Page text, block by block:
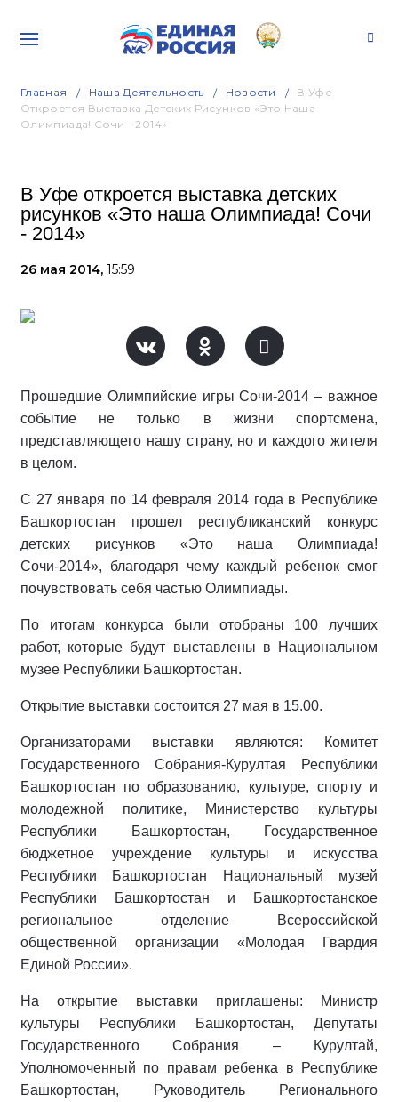
Главная Наша Деятельность Новости
В Уфе
Откроется Выставка Детских Рисунков «Это Наша
Олимпиада! Сочи - 2014»
В Уфе откроется выставка детских
рисунков «Это наша Олимпиада! Сочи
- 2014»
26 мая 2014, 15:59
Прошедшие Олимпийские игры Сочи-2014 – важное
событие не только в жизни спортсмена,
представляющего нашу страну, но и каждого жителя
в целом.
С 27 января по 14 февраля 2014 года в Республике
Башкортостан прошел республиканский конкурс
детских рисунков «Это наша Олимпиада!
Сочи-2014», благодаря чему каждый ребенок смог
почувствовать себя частью Олимпиады.
По итогам конкурса были отобраны 100 лучших
работ, которые будут выставлены в Национальном
музее Республики Башкортостан.
Открытие выставки состоится 27 мая в 15.00.
Организаторами выставки являются: Комитет
Государственного Собрания-Курултая Республики
Башкортостан по образованию, культуре, спорту и
молодежной политике, Министерство культуры
Республики Башкортостан, Государственное
бюджетное учреждение культуры и искусства
Республики Башкортостан Национальный музей
Республики Башкортостан и Башкортостанское
региональное отделение Всероссийской
общественной организации «Молодая Гвардия
Единой России».
На открытие выставки приглашены: Министр
культуры Республики Башкортостан, Депутаты
Государственного Собрания – Курултай,
Уполномоченный по правам ребенка в Республике
Башкортостан, Руководитель Регионального